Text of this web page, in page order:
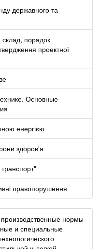
державного та
порядок
проектної
Основные
енергією
здоров'я
правопорушення
нормы
и специальные